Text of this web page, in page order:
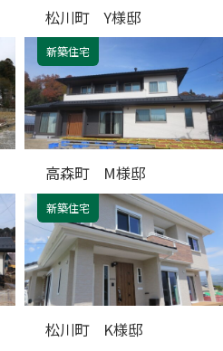
松川町 Y様邸
新築住宅
高森町 M様邸
新築住宅
松川町 K様邸